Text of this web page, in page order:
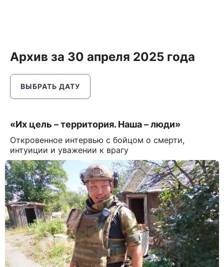
Архив за 30 апреля 2025 года
ВЫБРАТЬ ДАТУ
«Их цель – территория. Наша – люди»
Откровенное интервью с бойцом о смерти,
интуиции и уважении к врагу